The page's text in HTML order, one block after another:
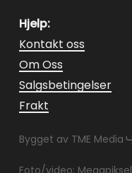
Hjelp:
Kontakt oss
Om Oss
Salgsbetingelser
Frakt
Bygget av TME Media